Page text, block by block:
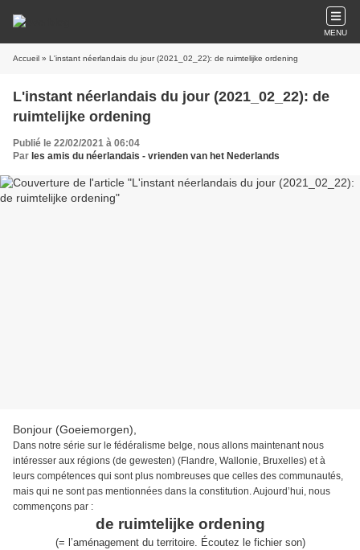
MENU
Accueil » L'instant néerlandais du jour (2021_02_22): de ruimtelijke ordening
L'instant néerlandais du jour (2021_02_22): de
ruimtelijke ordening
Publié le 22/02/2021 à 06:04
Par les amis du néerlandais - vrienden van het Nederlands
Bonjour (Goeiemorgen),
Dans notre série sur le fédéralisme belge, nous allons maintenant nous
intéresser aux régions (de gewesten) (Flandre, Wallonie, Bruxelles) et à
leurs compétences qui sont plus nombreuses que celles des communautés,
mais qui ne sont pas mentionnées dans la constitution. Aujourd’hui, nous
commençons par :
de ruimtelijke ordening
(= l’aménagement du territoire. Écoutez le fichier son)